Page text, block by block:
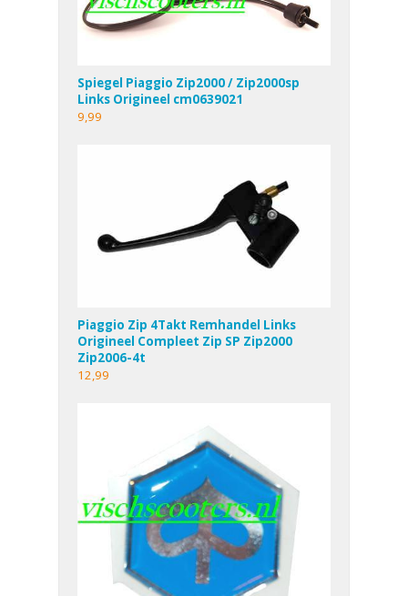
Spiegel Piaggio Zip2000 / Zip2000sp
Links Origineel cm0639021
9,99
Piaggio Zip 4Takt Remhandel Links
Origineel Compleet Zip SP Zip2000
Zip2006-4t
12,99